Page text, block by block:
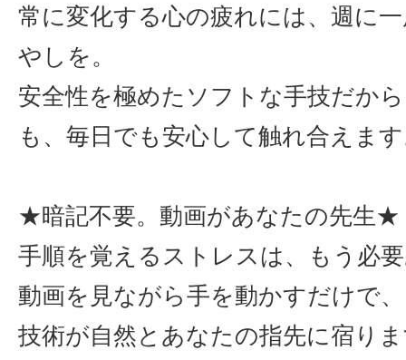
常に変化する心の疲れには、週に
やしを。
安全性を極めたソフトな手技だか
も、毎日でも安心して触れ合えま
★暗記不要。動画があなたの先生★
手順を覚えるストレスは、もう必
動画を見ながら手を動かすだけで
技術が自然とあなたの指先に宿り